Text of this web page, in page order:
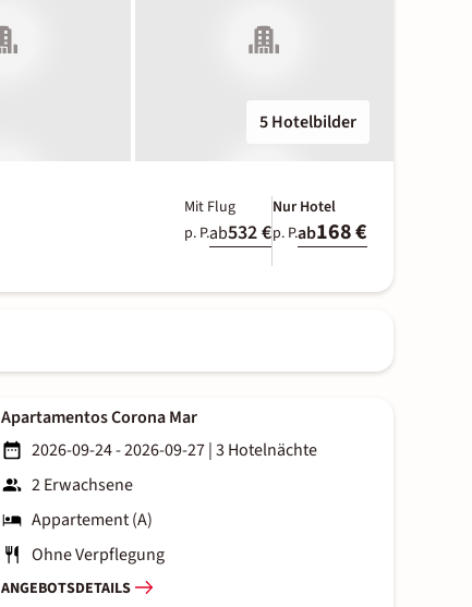
5 Hotelbilder
Mit Flug
p. P.ab532 €
Nur Hotel
p. P.ab168 €
Apartamentos Corona Mar
2026-09-24 - 2026-09-27|3 Hotelnächte
2 Erwachsene
Appartement (A)
Ohne Verpflegung
ANGEBOTSDETAILS